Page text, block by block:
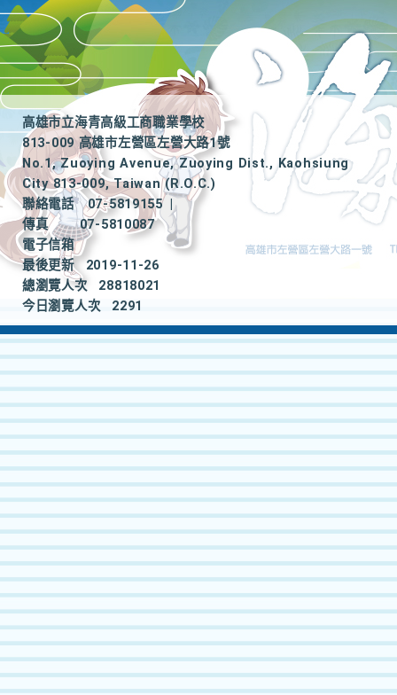
高雄市立海青高級工商職業學校
813-009 高雄市左營區左營大路1號
No.1, Zuoying Avenue, Zuoying Dist., Kaohsiung
City 813-009, Taiwan (R.O.C.)
聯絡電話
07-5819155
|
傳真
07-5810087
電子信箱
最後更新
2019-11-26
總瀏覽人次
28818021
今日瀏覽人次
2291